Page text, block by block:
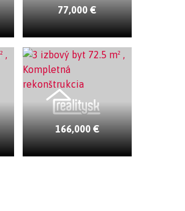
77,000 €
166,000 €